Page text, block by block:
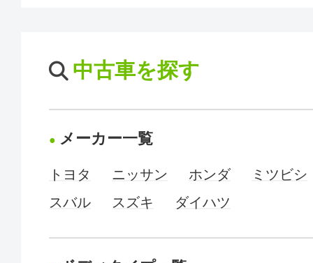
中古車を探す
メーカー一覧
トヨタ ニッサン ホンダ
ミツビシ
スバル
スズキ ダイハツ